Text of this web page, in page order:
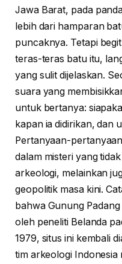
Jawa Barat, pada
lebih dari hamparan
puncaknya. Tetapi
teras-teras batu itu,
yang sulit dijelaskan.
suara yang
untuk bertanya:
kapan ia didirikan, dan
Pertanyaan-
dalam misteri yang
arkeologi, melainkan
geopolitik masa kini.
bahwa Gunung
oleh peneliti Belanda
1979, situs ini kembali
tim arkeologi Indonesia